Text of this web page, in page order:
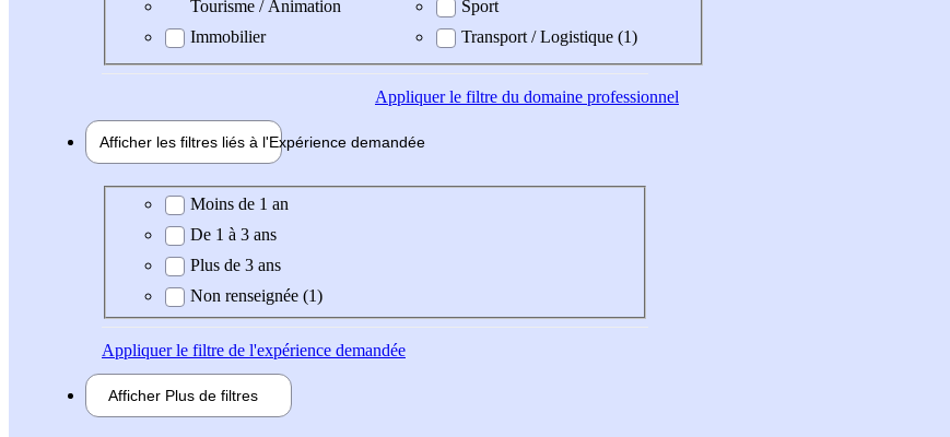
Tourisme / Animation
Immobilier
Sport
Transport / Logistique (1)
Appliquerle filtre du domaine professionnel
Afficher les filtres liés à l'Expérience demandée
Expérience demandée
Moins de 1 an
De 1 à 3 ans
Plus de 3 ans
Non renseignée (1)
Appliquerle filtre de l'expérience demandée
Afficher Plus de filtres